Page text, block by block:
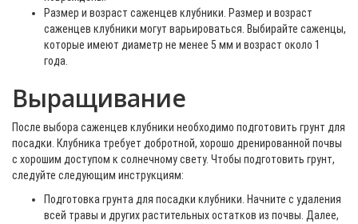
Размер и возраст саженцев клубники. Размер и возраст
саженцев клубники могут варьироваться. Выбирайте саженцы,
которые имеют диаметр не менее 5 мм и возраст около 1
года.
Выращивание
После выбора саженцев клубники необходимо подготовить грунт для
посадки. Клубника требует добротной, хорошо дренированной почвы
с хорошим доступом к солнечному свету. Чтобы подготовить грунт,
следуйте следующим инструкциям:
Подготовка грунта для посадки клубники. Начните с удаления
всей травы и других растительных остатков из почвы. Далее,